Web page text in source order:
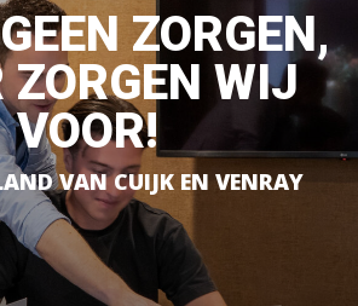
ZORGEN,
WIJ
VOOR!
VAN CUIJK EN VENRAY